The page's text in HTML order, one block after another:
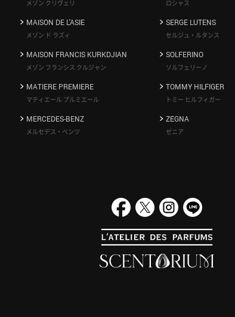
メゾン クリヴェリ
MAISON DE L'ASIE
メゾン ド ラズィ
MAISON FRANCIS KURKDJIAN
メゾン フランシス クルジャン
MATIERE PREMIERE
マティエール プルミエール
MERCEDES-BENZ
メルセデス・ベンツ
ロシャス
SERGE LUTENS
セルジュ・ルタンス
SOLFERINO
ソルフェリーノ
TOMMY HILFIGER
トミー ヒルフィガー
ZEGNA
ゼニア